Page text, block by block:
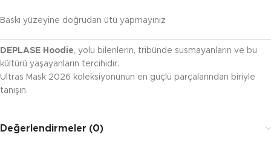
Baskı yüzeyine doğrudan ütü yapmayınız
DEPLASE Hoodie, yolu bilenlerin, tribünde susmayanların ve bu
kültürü yaşayanların tercihidir.
Ultras Mask 2026 koleksiyonunun en güçlü parçalarından biriyle
tanışın.
Değerlendirmeler (0)